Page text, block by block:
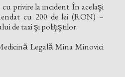
privire la incident. În acelaşi
cu 200 de lei (RON) –
de taxi şi poliţiştilor.
Legală Mina Minovici